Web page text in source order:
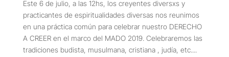
Este 6 de julio, a las 12hs, los creyentes diversxs y
practicantes de espiritualidades diversas nos reunimos
en una práctica común para celebrar nuestro DERECHO
A CREER en el marco del MADO 2019. Celebraremos las
tradiciones budista, musulmana, cristiana , judía, etc....